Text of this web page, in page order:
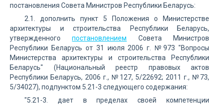
постановления Совета Министров Республики Беларусь:
2.1. дополнить пункт 5 Положения о Министерстве
архитектуры и строительства Республики Беларусь,
утвержденногопостановлением Совета Министров
Республики Беларусь от 31 июля 2006 г. №973 "Вопросы
Министерства архитектуры и строительства Республики
Беларусь" (Национальный реестр правовых актов
Республики Беларусь, 2006 г., №127, 5/22692; 2011 г., №73,
5/34027), подпунктом 5.21-3 следующего содержания:
"5.21-3. дает в пределах своей компетенции